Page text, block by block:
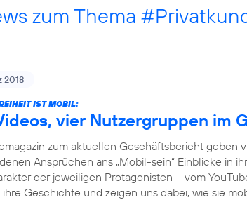
zum Thema
2018
IST MOBIL:
vier Nutzergruppen im
zum aktuellen Geschäftsbericht geben
Ansprüchen ans „Mobil-sein“ Einblicke in
der jeweiligen Protagonisten – vom
Geschichte und zeigen uns dabei, wie sie